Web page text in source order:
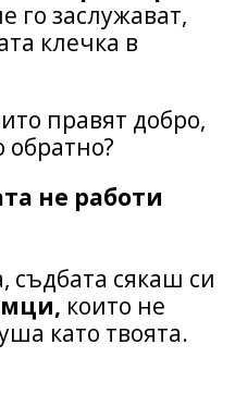
го заслужават,
клечка в
правят добро,
не работи
съдбата сякаш си
които не
като твоята.